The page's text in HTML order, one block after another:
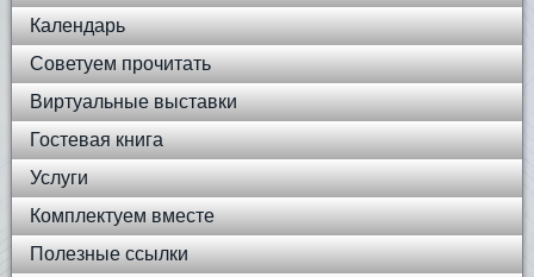
Календарь
Советуем прочитать
Виртуальные выставки
Гостевая книга
Услуги
Комплектуем вместе
Полезные ссылки